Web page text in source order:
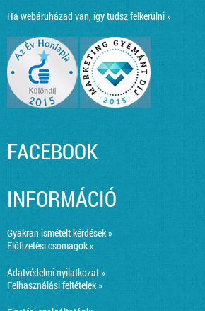
Ha webáruházad van, így tudsz felkerülni »
FACEBOOK
INFORMÁCIÓ
Gyakran ismételt kérdések »
Előfizetési csomagok »
Adatvédelmi nyilatkozat »
Felhasználási feltételek »